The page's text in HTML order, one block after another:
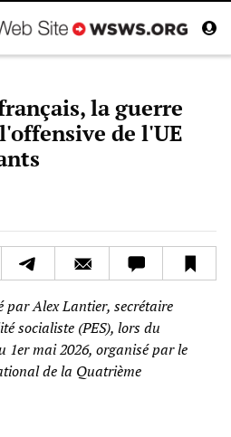
la guerre
de l'UE
par Alex Lantier, secrétaire
socialiste (PES), lors du
1er mai 2026, organisé par le
de la Quatrième